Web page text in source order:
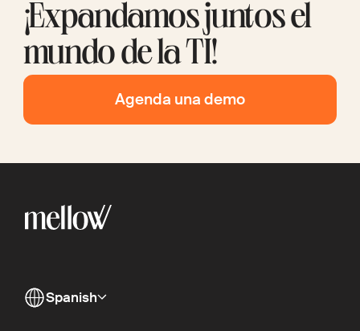
¡Expandamos juntos el
mundo de la TI!
Agenda una demo
Spanish